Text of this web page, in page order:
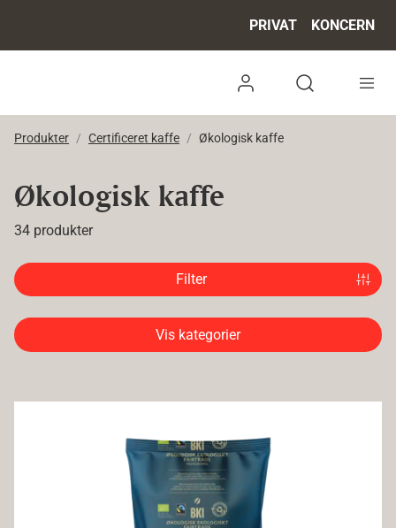
PRIVAT KONCERN
Log ind
Produkter Certificeret kaffe Økologisk kaffe
Økologisk kaffe
34 produkter
Filter
Vis kategorier